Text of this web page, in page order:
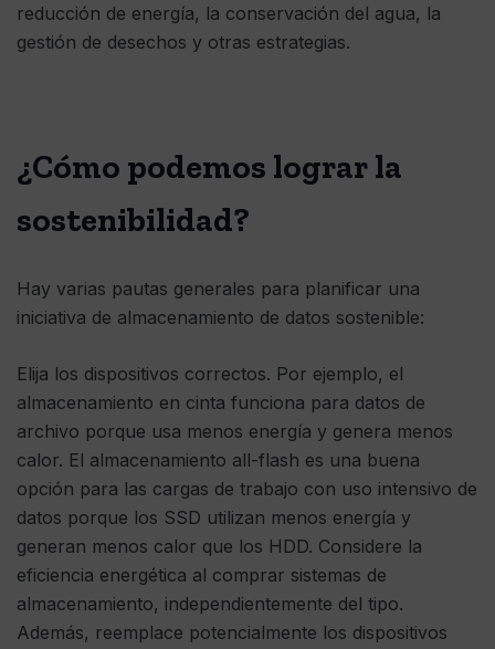
reducción de energía, la conservación del agua, la
gestión de desechos y otras estrategias.
¿Cómo podemos lograr la
sostenibilidad?
Hay varias pautas generales para planificar una
iniciativa de almacenamiento de datos sostenible:
Elija los dispositivos correctos. Por ejemplo, el
almacenamiento en cinta funciona para datos de
archivo porque usa menos energía y genera menos
calor. El almacenamiento all-flash es una buena
opción para las cargas de trabajo con uso intensivo de
datos porque los SSD utilizan menos energía y
generan menos calor que los HDD. Considere la
eficiencia energética al comprar sistemas de
almacenamiento, independientemente del tipo.
Además, reemplace potencialmente los dispositivos